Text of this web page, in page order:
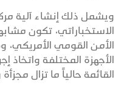
ويشمل ذلك إنشاء آلية
الاستخباراتي، تكون
الأمن القومي
الأجهزة المختلفة واتخاذ
القائمة حالياً ما تزال